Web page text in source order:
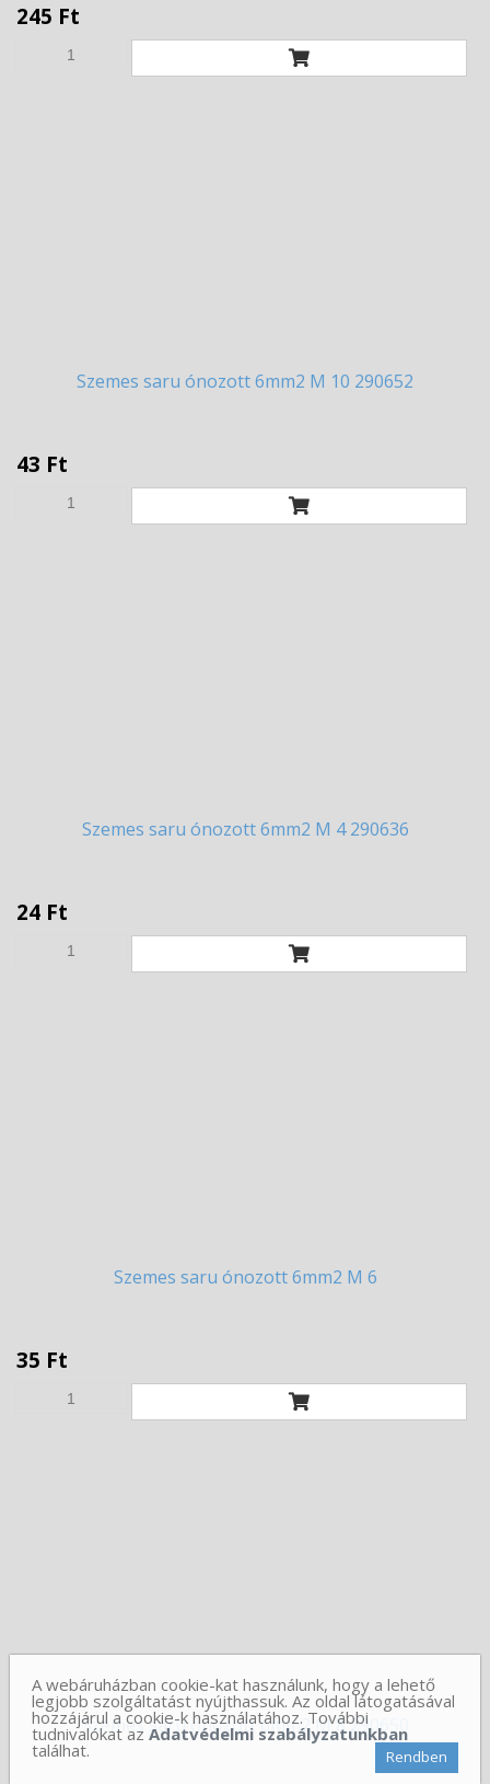
245 Ft
Szemes saru ónozott 6mm2 M 10 290652
43 Ft
Szemes saru ónozott 6mm2 M 4 290636
24 Ft
Szemes saru ónozott 6mm2 M 6
35 Ft
Szemessaru ónozott 6mm2 M 8 290650
A webáruházban cookie-kat használunk, hogy a lehető
legjobb szolgáltatást nyújthassuk. Az oldal látogatásával
hozzájárul a cookie-k használatához. További
tudnivalókat az Adatvédelmi szabályzatunkban
találhat. Rendben